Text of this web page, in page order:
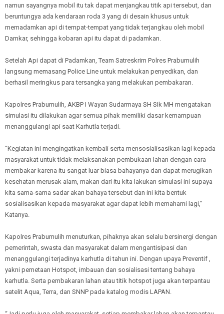
namun sayangnya mobil itu tak dapat menjangkau titik api tersebut, dan
beruntungya ada kendaraan roda 3 yang di desain khusus untuk
memadamkan api di tempat-tempat yang tidak terjangkau oleh mobil
Damkar, sehingga kobaran api itu dapat di padamkan.
Setelah Api dapat di Padamkan, Team Satreskrim Polres Prabumulih
langsung memasang Police Line untuk melakukan penyedikan, dan
berhasil meringkus para tersangka yang melakukan pembakaran.
Kapolres Prabumulih, AKBP I Wayan Sudarmaya SH SIk MH mengatakan
simulasi itu dilakukan agar semua pihak memiliki dasar kemampuan
menanggulangi api saat Karhutla terjadi.
“Kegiatan ini mengingatkan kembali serta mensosialisasikan lagi kepada
masyarakat untuk tidak melaksanakan pembukaan lahan dengan cara
membakar karena itu sangat luar biasa bahayanya dan dapat merugikan
kesehatan merusak alam, makan dari itu kita lakukan simulasi ini supaya
kita sama-sama sadar akan bahaya tersebut dan ini kita bentuk
sosialisasikan kepada masyarakat agar dapat lebih memahami lagi,"
Katanya.
Kapolres Prabumulih menuturkan, pihaknya akan selalu bersinergi dengan
pemerintah, swasta dan masyarakat dalam mengantisipasi dan
menanggulangi terjadinya karhutla di tahun ini. Dengan upaya Preventif ,
yakni pemetaan Hotspot, imbauan dan sosialisasi tentang bahaya
karhutla. Serta pembakaran lahan atau titik hotspot juga akan terpantau
satelit Aqua, Terra, dan SNNP pada katalog modis LAPAN.